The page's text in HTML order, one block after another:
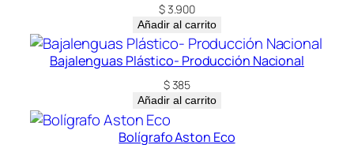
$3.900
Añadir al carrito
Bajalenguas Plástico- Producción Nacional
$385
Añadir al carrito
Bolígrafo Aston Eco